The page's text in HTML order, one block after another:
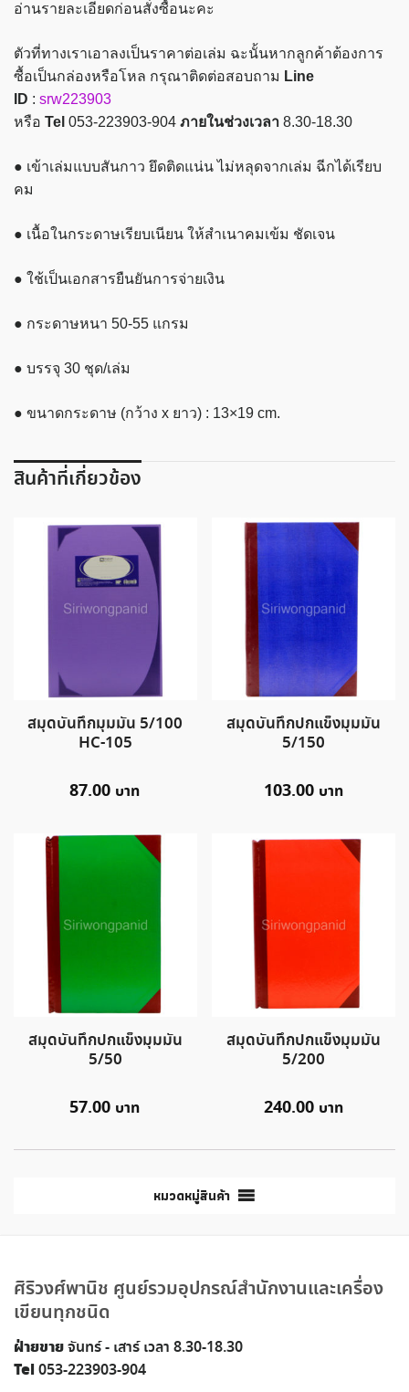
50-
55แกรม
30ชุด
18x19
ซม.
#1008
ประเภท
คาร์บอน
ใน
ชิ้น
อ่านรายละเอียดก่อนสั่งซื้อนะคะ
ตัวที่ทางเราเอาลงเป็นราคาต่อเล่ม ฉะนั้นหากลูกค้าต้องการ
ซื้อเป็นกล่องหรือโหล กรุณาติดต่อสอบถาม Line
ID : srw223903
หรือ Tel 053-223903-904 ภายในช่วงเวลา 8.30-18.30
● เข้าเล่มแบบสันกาว ยึดติดแน่น ไม่หลุดจากเล่ม ฉีกได้เรียบ
คม
● เนื้อในกระดาษเรียบเนียน ให้สำเนาคมเข้ม ชัดเจน
● ใช้เป็นเอกสารยืนยันการจ่ายเงิน
● กระดาษหนา 50-55 แกรม
● บรรจุ 30 ชุด/เล่ม
● ขนาดกระดาษ (กว้าง x ยาว) : 13×19 cm.
สินค้าที่เกี่ยวข้อง
สมุดบันทึกมุมมัน 5/100
HC-105
87.00
สมุดบันทึกปกแข็งมุมมัน
5/150
103.00
สมุดบันทึกปกแข็งมุมมัน
5/50
57.00
สมุดบันทึกปกแข็งมุมมัน
5/200
240.00
หมวดหมู่สินค้า
ศิริวงศ์พานิช ศูนย์รวมอุปกรณ์สำนักงานและเครื่อง
เขียนทุกชนิด
ฝ่ายขายจันทร์ - เสาร์ เวลา 8.30-18.30
Tel053-223903-904